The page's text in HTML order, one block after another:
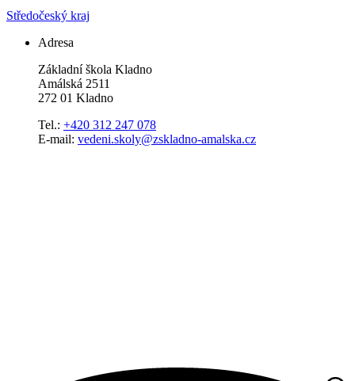
Středočeský kraj
Adresa
Základní škola Kladno
Amálská 2511
272 01 Kladno
Tel.: +420 312 247 078
E-mail: vedeni.skoly@zskladno-amalska.cz